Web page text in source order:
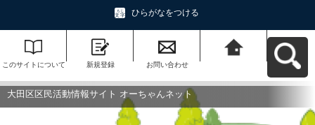
ひらがなをつける
このサイトについて 新規登録 お問い合わせ
ットへ戻る
大田区区民活動情報サイト オーちゃんネット